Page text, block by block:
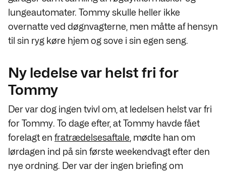
lungeautomater. Tommy skulle heller ikke
overnatte ved døgnvagterne, men måtte af hensyn
til sin ryg køre hjem og sove i sin egen seng.
Ny ledelse var helst fri for
Tommy
Der var dog ingen tvivl om, at ledelsen helst var fri
for Tommy. To dage efter, at Tommy havde fået
forelagt en fratrædelsesaftale , mødte han om
lørdagen ind på sin første weekendvagt efter den
nye ordning. Der var der ingen briefing om